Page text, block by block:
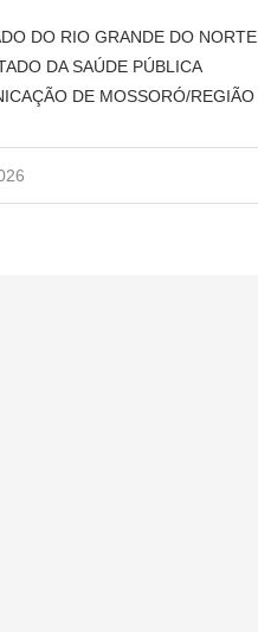
DO RIO GRANDE DO NORTE
DA SAÚDE PÚBLICA
DE MOSSORÓ/REGIÃO